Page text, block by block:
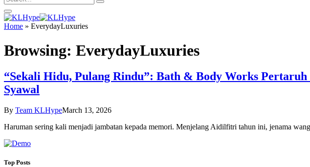
Home » EverydayLuxuries
Browsing: EverydayLuxuries
“Sekali Hidu, Pulang Rindu”: Bath & Body Works
Syawal
By Team KLHypeMarch 13, 2026
Haruman sering kali menjadi jambatan kepada memori. Menjelang Aidilfitri tahun ini, jenama
Top Posts